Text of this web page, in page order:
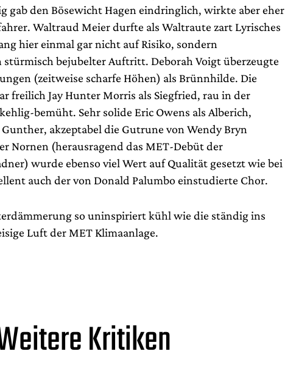
gab den Bösewicht Hagen eindringlich, wirkte aber eher
Waltraud Meier durfte als Waltraute zart Lyrisches
hier einmal gar nicht auf Risiko, sondern
bejubelter Auftritt. Deborah Voigt überzeugte
(zeitweise scharfe Höhen) als Brünnhilde. Die
freilich Jay Hunter Morris als Siegfried, rau in der
bemüht. Sehr solide Eric Owens als Alberich,
akzeptabel die Gutrune von Wendy Bryn
Nornen (herausragend das MET-Debüt der
wurde ebenso viel Wert auf Qualität gesetzt wie bei
auch der von Donald Palumbo einstudierte Chor.
so uninspiriert kühl wie die ständig ins
Luft der MET Klimaanlage.
Kritiken